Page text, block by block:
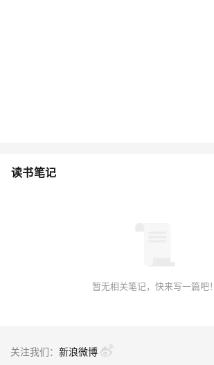
读书笔记
暂无相关笔记，快来写一篇吧！
关注我们： 新浪微博